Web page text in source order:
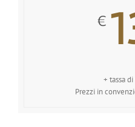
€
+ tassa
Prezzi in